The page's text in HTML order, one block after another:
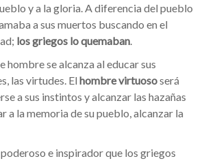
y a la gloria. A diferencia del pueblo
a sus muertos buscando en el
los griegos lo quemaban.
hombre se alcanza al educar sus
las virtudes. El hombre virtuososerá
a sus instintos y alcanzar las hazañas
a la memoria de su pueblo, alcanzar la
e inspirador que los griegos